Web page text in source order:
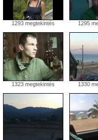
1293 megtekintés 1295
1323 megtekintés 1330